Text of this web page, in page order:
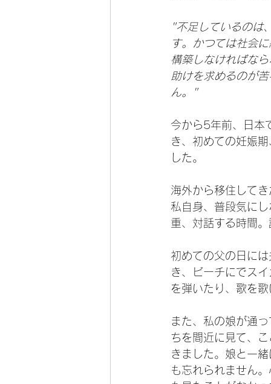
"不足しているのは
す。かつては社会
構築しなければな
助けを求めるのが
ん。"
今から5年前、日本
き、初めての妊娠
した。
海外から移住して
私自身、普段気に
重、対話する時間
初めての父の日に
き、ビーチにでス
を弾いたり、歌を
また、私の娘が通
ちを間近に見て、
きました。娘と一
も忘れられません